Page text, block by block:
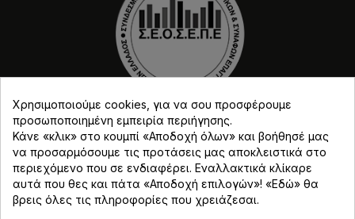
Copyright © Djmania 2026 / Οι τιμές περιλαμβάνουν
Χρησιμοποιούμε cookies, για να σου προσφέρουμε
προσωποποιημένη εμπειρία περιήγησης.
Κάνε «κλικ» στο κουμπί «Αποδοχή όλων» και βοήθησέ μας
να προσαρμόσουμε τις προτάσεις μας αποκλειστικά στο
περιεχόμενο που σε ενδιαφέρει. Εναλλακτικά κλίκαρε
αυτά που θες και πάτα «Αποδοχή επιλογών»! «Εδώ» θα
βρεις όλες τις πληροφορίες που χρειάζεσαι.